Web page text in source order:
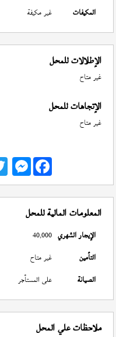
المكيفات
غير مكيفة
الإطلالات للمحل
غير متاح
الإتجاهات للمحل
غير متاح
Messenger
المعلومات المالية للمحل
الإيجار الشهري 40,000
التأمين
غير متاح
الصيانة
على المستأجر
ملاحظات علي المحل